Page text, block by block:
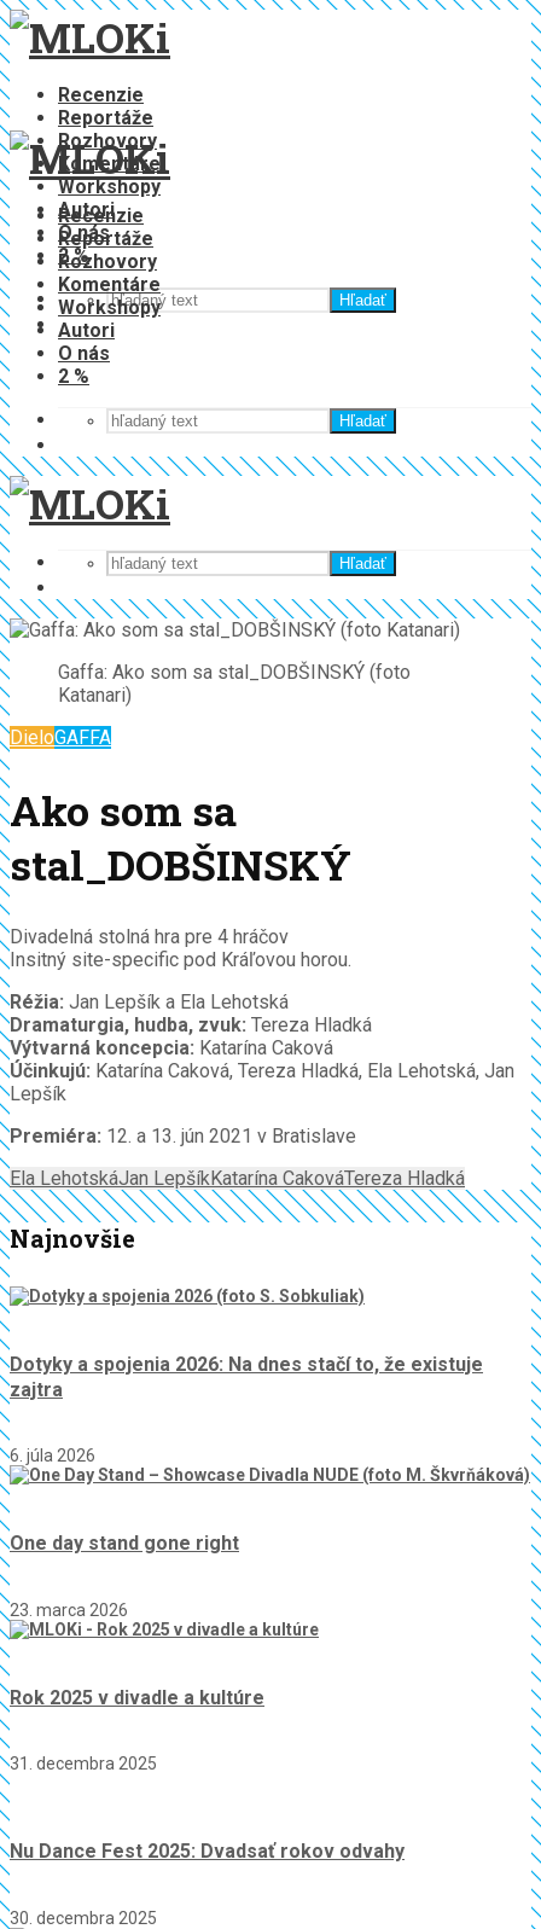
Recenzie
Reportáže
Rozhovory
Komentáre
Workshopy
Autori
O nás
2 %
Hľadať
Recenzie
Reportáže
Rozhovory
Komentáre
Workshopy
Autori
O nás
2 %
Hľadať
Hľadať
Gaffa: Ako som sa stal_DOBŠINSKÝ (foto
Katanari)
DieloGAFFA
Ako som sa
stal_DOBŠINSKÝ
Divadelná stolná hra pre 4 hráčov
Insitný site-specific pod Kráľovou horou.
Réžia: Jan Lepšík a Ela Lehotská
Dramaturgia, hudba, zvuk: Tereza Hladká
Výtvarná koncepcia: Katarína Caková
Účinkujú: Katarína Caková, Tereza Hladká, Ela Lehotská, Jan
Lepšík
Premiéra: 12. a 13. jún 2021 v Bratislave
Ela LehotskáJan LepšíkKatarína CakováTereza Hladká
Najnovšie
Dotyky a spojenia 2026: Na dnes stačí to, že existuje
zajtra
6. júla 2026
One day stand gone right
23. marca 2026
Rok 2025 v divadle a kultúre
31. decembra 2025
Nu Dance Fest 2025: Dvadsať rokov odvahy
30. decembra 2025